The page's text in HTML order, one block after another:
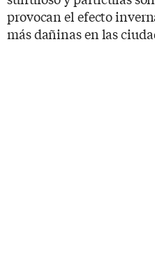
provocan el efecto
más dañinas en las